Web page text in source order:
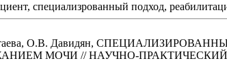
специализрованный подход,
О.В. Давидян,
МОЧИ // НАУЧНО-